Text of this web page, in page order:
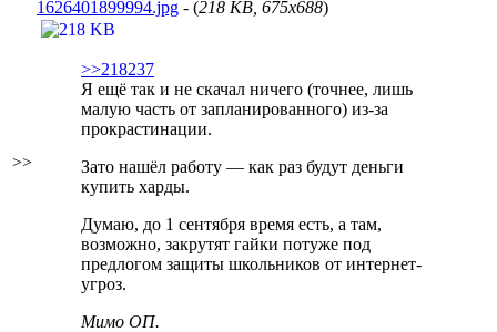
>>
1626401899994.jpg - (218 KB, 675x688)
>>218237
Я ещё так и не скачал ничего (точнее, лишь
малую часть от запланированного) из-за
прокрастинации.
Зато нашёл работу — как раз будут деньги
купить харды.
Думаю, до 1 сентября время есть, а там,
возможно, закрутят гайки потуже под
предлогом защиты школьников от интернет-
угроз.
Мимо ОП.